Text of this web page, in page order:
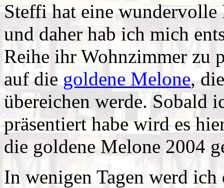
Steffi hat eine
und daher hab ich mich
Reihe ihr Wohnzimmer zu
auf die goldene Melone,
übereichen werde. Sobald
präsentiert habe wird es
die goldene Melone 2004
In wenigen Tagen werd